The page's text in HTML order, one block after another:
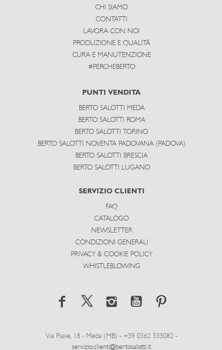
CHI SIAMO
CONTATTI
LAVORA CON NOI
PRODUZIONE E QUALITÀ
CURA E MANUTENZIONE
#PERCHEBERTO
PUNTI VENDITA
BERTO SALOTTI MEDA
BERTO SALOTTI ROMA
BERTO SALOTTI TORINO
BERTO SALOTTI NOVENTA PADOVANA (PADOVA)
BERTO SALOTTI BRESCIA
BERTO SALOTTI LUGANO
SERVIZIO CLIENTI
FAQ
CATALOGO
NEWSLETTER
CONDIZIONI GENERALI
PRIVACY & COOKIE POLICY
WHISTLEBLOWING
Via Piave, 18 - Meda (MB) - +39 0362 333082 -
servizio.clienti@bertosalotti.it